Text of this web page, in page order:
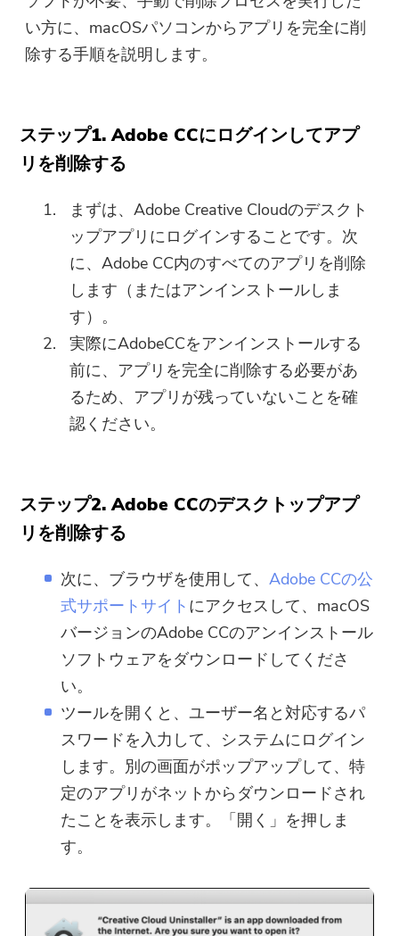
い方に、macOSパソコンからアプリを完全に削
除する手順を説明します。
ステップ1. Adob​​e CCにログインしてアプ
リを削除する
まずは、Adobe Creative Cloudのデスクト
ップアプリにログインすることです。次
に、Adobe CC内のすべてのアプリを削除
します（またはアンインストールしま
す）。
実際にAdobeCCをアンインストールする
前に、アプリを完全に削除する必要があ
るため、アプリが残っていないことを確
認ください。
ステップ2. Adob​​e CCのデスクトップアプ
リを削除する
次に、ブラウザを使用して、Adobe CCの公
式サポートサイト にアクセスして、macOS
バージョンのAdobe CCのアンインストール
ソフトウェアをダウンロードしてくださ
い。
ツールを開くと、ユーザー名と対応するパ
スワードを入力して、システムにログイン
します。別の画面がポップアップして、特
定のアプリがネットからダウンロードされ
たことを表示します。「開く」を押しま
す。